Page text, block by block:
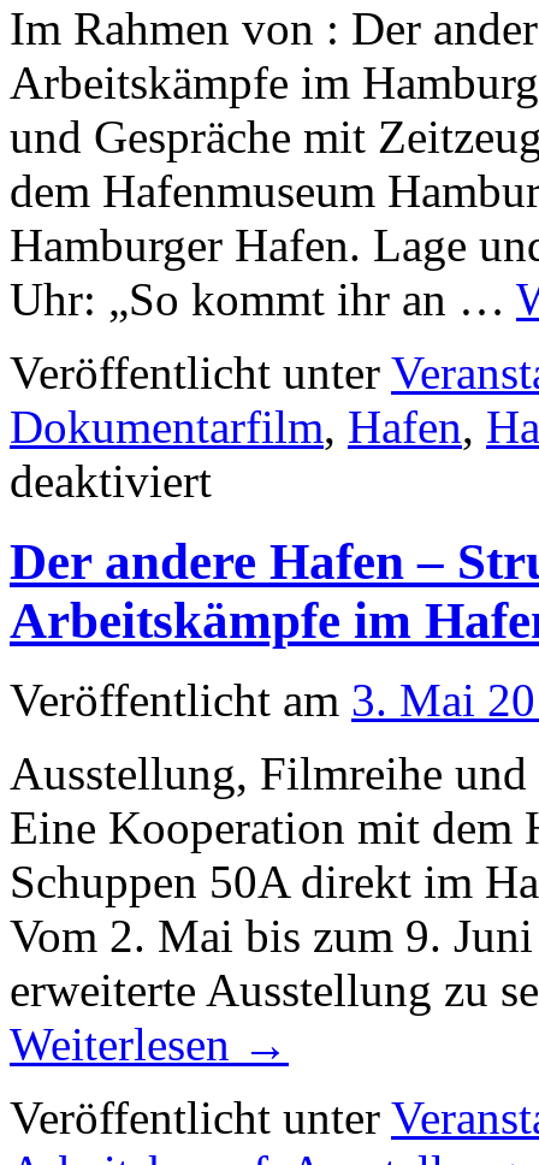
Im Rahmen von : Der
Arbeitskämpfe im
und Gespräche mit
dem Hafenmuseum
Hamburger Hafen. Lage
Uhr: „So kommt ihr an …
Veröffentlicht unter
Dokumentarfilm, Hafen,
deaktiviert
uns
nicht
vorbei…“
–
Tage
Streik
im
Hafen
Der andere Hafen –
Arbeitskämpfe im
Veröffentlicht am 3. Mai
Ausstellung, Filmreihe und
Eine Kooperation mit dem
Schuppen 50A direkt im
Vom 2. Mai bis zum 9.
erweiterte Ausstellung zu
Weiterlesen →
Veröffentlicht unter